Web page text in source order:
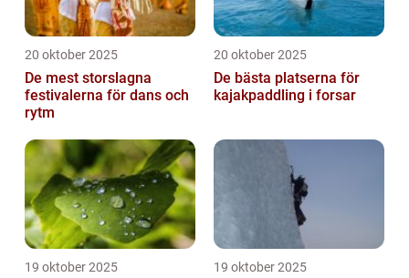
20 oktober 2025
De mest storslagna
festivalerna för dans och
rytm
20 oktober 2025
De bästa platserna för
kajakpaddling i forsar
19 oktober 2025 19 oktober 2025